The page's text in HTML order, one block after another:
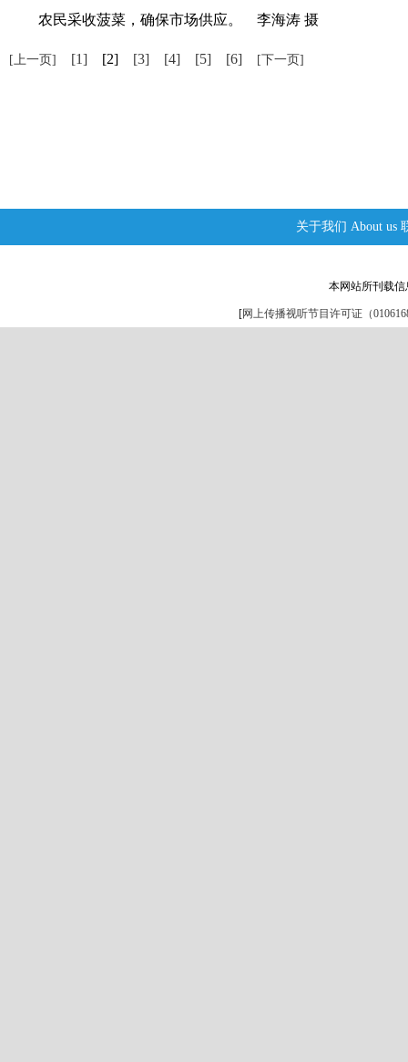
农民采收菠菜，确保市场供应。 李海涛 摄
[上一页] [1] [2] [3] [4] [5] [6] [下一页]
关于我们 About us
本网站所刊载
[网上传播视听节目许可证（